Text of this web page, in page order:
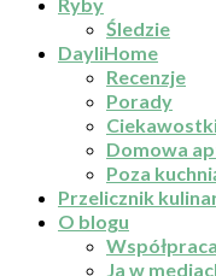
Śledzie
DayliHome
Recenzje
Porady
Domowa
Poza
Przelicznik
O blogu
Współpraca
Ja w